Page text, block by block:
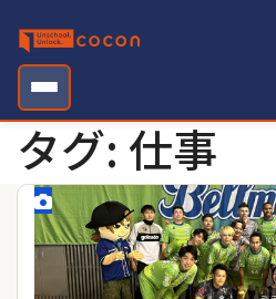
content
タグ: 仕事